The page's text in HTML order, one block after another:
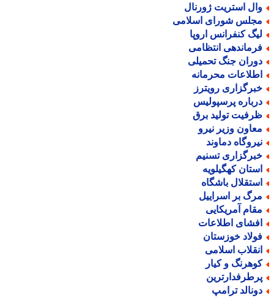
استریت ژورنال
شورای اسلامی
کنفرانس اروپا
انتظامی
جنگ تحمیلی
محرمانه
رویترز
پرسپولیس
تولید برق
وزیر نیرو
دماوند
تسنیم
کهگیلویه
باشگاه
بر اسراییل
آمریکایی
اطلاعات
خوزستان
اسلامی
و کیار
ترامپ